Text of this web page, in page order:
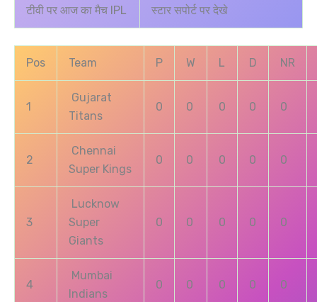
टीवी पर आज का मैच IPL स्टार सपोर्ट पर देखे
Pos Team P W L D NR
1
Gujarat
Titans
0 0 0 0 0
2
Chennai
Super Kings
0 0 0 0 0
3
Lucknow
Super
Giants
0 0 0 0 0
4
Mumbai
Indians
0 0 0 0 0